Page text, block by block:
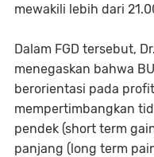
mewakili lebih dari
Dalam FGD tersebut,
menegaskan bahwa
berorientasi pada
mempertimbangkan
pendek (short term
panjang (long term